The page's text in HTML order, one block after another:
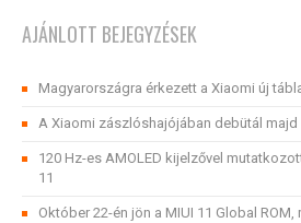
AJÁNLOTT BEJEGYZÉSEK
Magyarországra érkezett a Xiaomi új
A Xiaomi zászlóshajójában debütál majd
120 Hz-es AMOLED kijelzővel
11
Október 22-én jön a MIUI 11 Global ROM,